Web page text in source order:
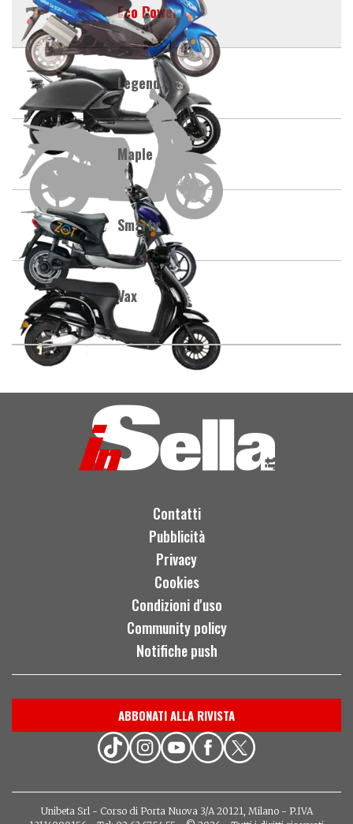
Eco Power
Legend
Maple
Smarty
Vax
Contatti
Pubblicità
Privacy
Cookies
Condizioni d'uso
Community policy
Notifiche push
ABBONATI ALLA RIVISTA
Unibeta Srl - Corso di Porta Nuova 3/A 20121, Milano - P.IVA